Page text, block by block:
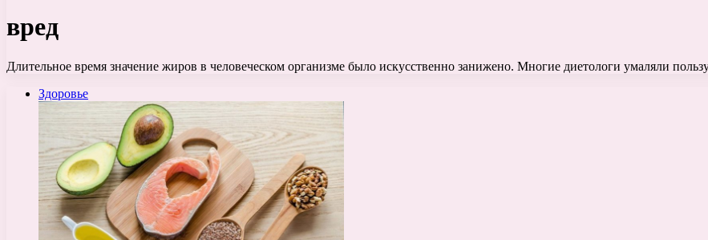
вред
Длительное время значение жиров в человеческом организме было искусственно занижено. Многие диетологи умаляли
Здоровье